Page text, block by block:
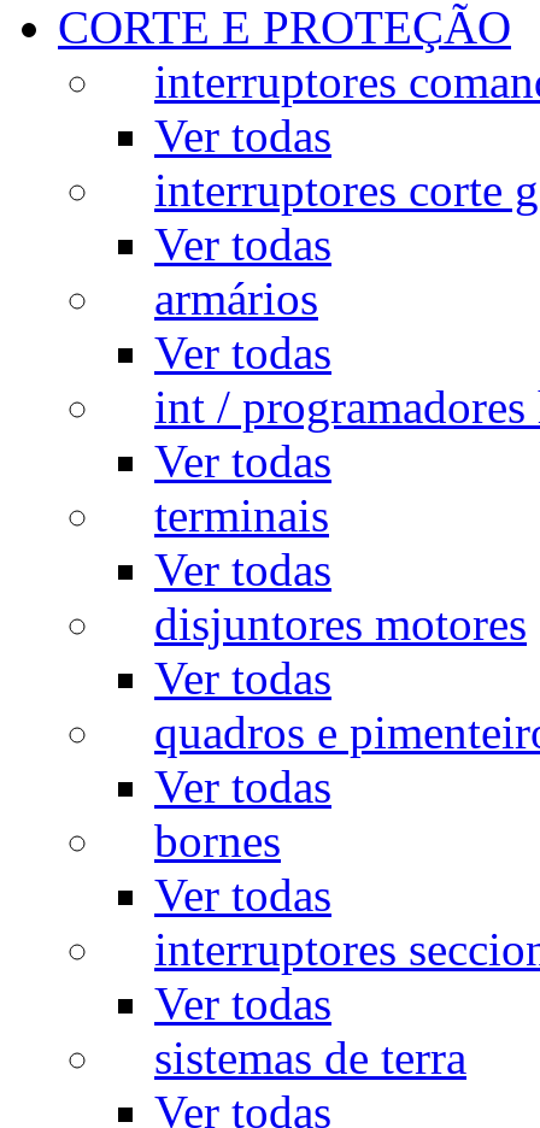
CORTE E PROTEÇÃO
interruptores
Ver todas
interruptores corte
Ver todas
armários
Ver todas
int / programadores
Ver todas
terminais
Ver todas
disjuntores motores
Ver todas
quadros e
Ver todas
bornes
Ver todas
interruptores
Ver todas
sistemas de terra
Ver todas